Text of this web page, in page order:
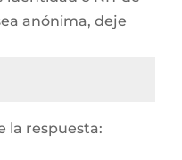
anónima, deje
la respuesta: